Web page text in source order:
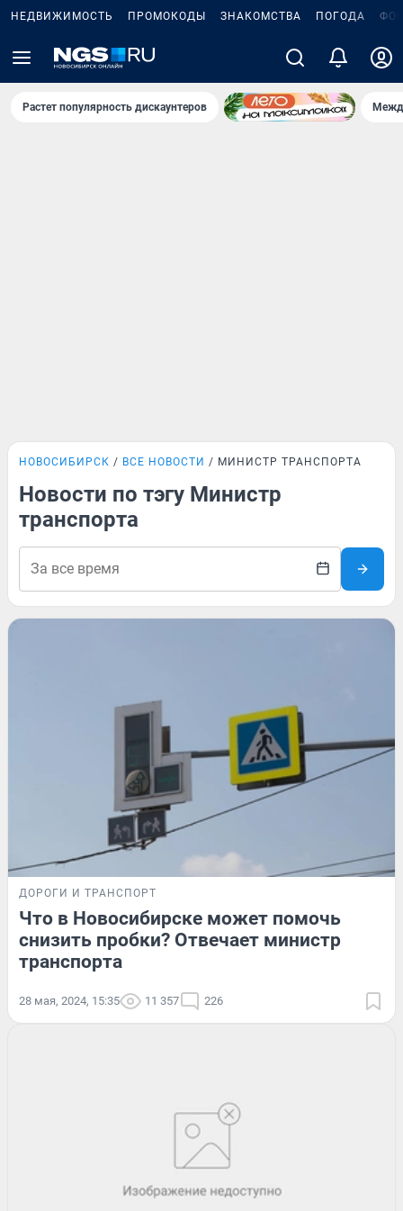
НЕДВИЖИМОСТЬ ПРОМОКОДЫ ЗНАКОМСТВА ПОГОДА
Растет популярность дискаунтеров
НОВОСИБИРСК ВСЕ НОВОСТИ МИНИСТР ТРАНСПОРТА
Новости по тэгу Министр
транспорта
ДОРОГИ И ТРАНСПОРТ
Что в Новосибирске может помочь
снизить пробки? Отвечает министр
транспорта
28 мая, 2024, 15:35 11 357 226